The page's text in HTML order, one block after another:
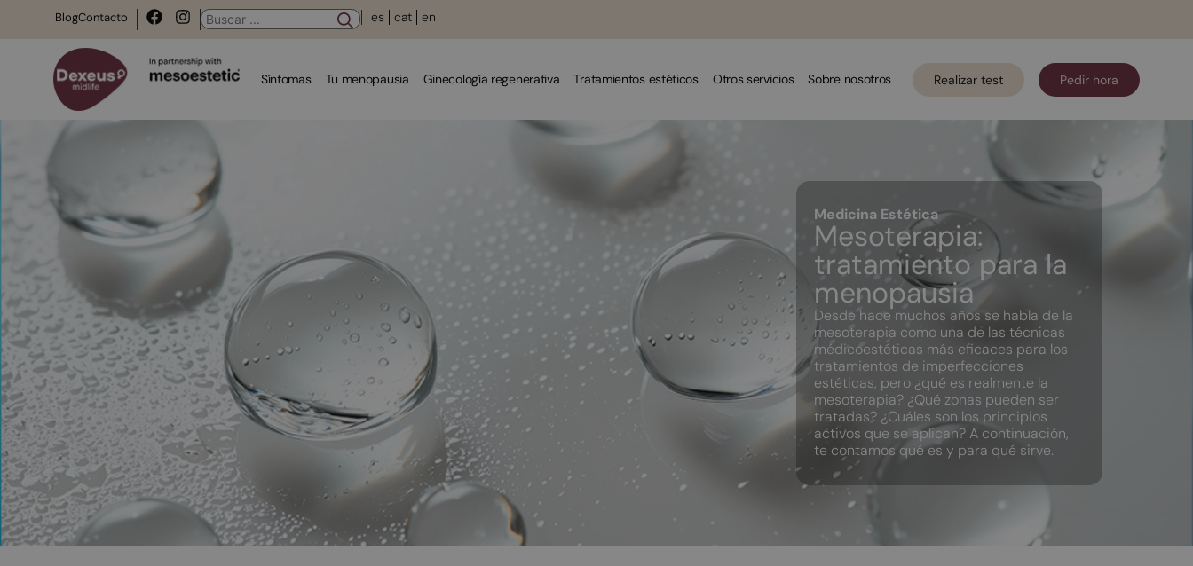
BlogContacto es cat en
Síntomas Tu menopausia Ginecología regenerativa Tratamientos estéticos Otros servicios Sobre nosotros Realizar test Pedir hora
Medicina Estética
Mesoterapia:
tratamiento para la
menopausia
Desde hace muchos años se habla de la
mesoterapia como una de las técnicas
médicoestéticas más eficaces para los
tratamientos de imperfecciones
estéticas, pero ¿qué es realmente la
mesoterapia? ¿Qué zonas pueden ser
tratadas? ¿Cuáles son los principios
activos que se aplican? A continuación,
te contamos qué es y para qué sirve.